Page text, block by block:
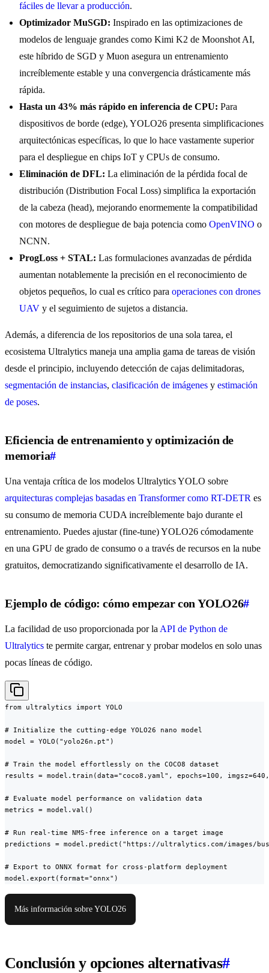
fáciles de llevar a producción.
Optimizador MuSGD: Inspirado en las optimizaciones de
modelos de lenguaje grandes como Kimi K2 de Moonshot AI,
este híbrido de SGD y Muon asegura un entrenamiento
increíblemente estable y una convergencia drásticamente más
rápida.
Hasta un 43% más rápido en inferencia de CPU: Para
dispositivos de borde (edge), YOLO26 presenta simplificaciones
arquitectónicas específicas, lo que lo hace vastamente superior
para el despliegue en chips IoT y CPUs de consumo.
Eliminación de DFL: La eliminación de la pérdida focal de
distribución (Distribution Focal Loss) simplifica la exportación
de la cabeza (head), mejorando enormemente la compatibilidad
con motores de despliegue de baja potencia como OpenVINO o
NCNN.
ProgLoss + STAL: Las formulaciones avanzadas de pérdida
aumentan notablemente la precisión en el reconocimiento de
objetos pequeños, lo cual es crítico para operaciones con drones
UAV y el seguimiento de sujetos a distancia.
Además, a diferencia de los repositorios de una sola tarea, el
ecosistema Ultralytics maneja una amplia gama de tareas de visión
desde el principio, incluyendo detección de cajas delimitadoras,
segmentación de instancias, clasificación de imágenes y estimación
de poses.
Eficiencia de entrenamiento y optimización de
memoria#
Una ventaja crítica de los modelos Ultralytics YOLO sobre
arquitecturas complejas basadas en Transformer como RT-DETR es
su consumo de memoria CUDA increíblemente bajo durante el
entrenamiento. Puedes ajustar (fine-tune) YOLO26 cómodamente
en una GPU de grado de consumo o a través de recursos en la nube
gratuitos, democratizando significativamente el desarrollo de IA.
Ejemplo de código: cómo empezar con YOLO26#
La facilidad de uso proporcionada por la API de Python de
Ultralytics te permite cargar, entrenar y probar modelos en solo unas
pocas líneas de código.
from ultralytics import YOLO
# Initialize the cutting-edge YOLO26 nano model
model = YOLO("yolo26n.pt")
# Train the model effortlessly on the COCO8 dataset
results = model.train(data="coco8.yaml", epochs=100,
# Evaluate model performance on validation data
metrics = model.val()
# Run real-time NMS-free inference on a target image
predictions = model.predict("https://ultralytics.com/images/
# Export to ONNX format for cross-platform deployment
model.export(format="onnx")
Más información sobre YOLO26
Conclusión y opciones alternativas#